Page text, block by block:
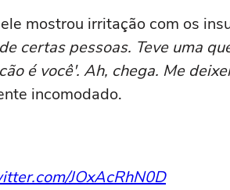
mostrou irritação com os
certas pessoas. Teve uma
é você'. Ah, chega. Me
incomodado.
JOxAcRhN0D